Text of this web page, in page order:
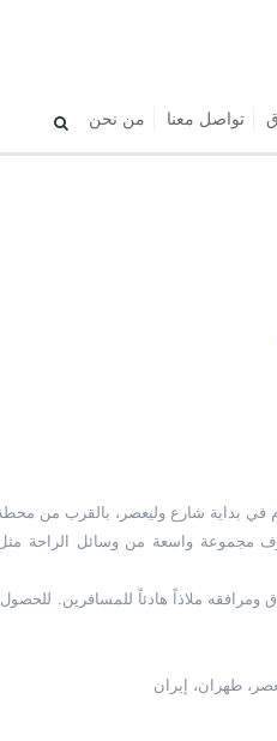
تواصل معنا من نحن
من 5 طوابق للضيوف مجموعة واسعة من وسائل
طهران، إيران